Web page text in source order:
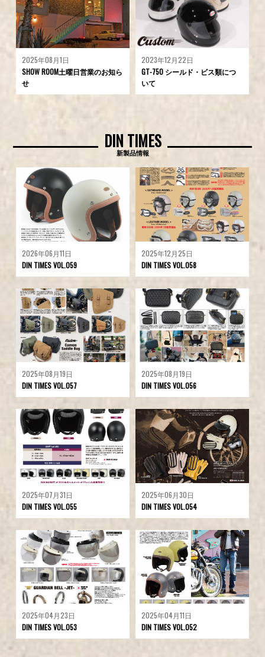
2025年08月1日
SHOW ROOM土曜日営業のお知ら
せ
2023年12月22日
GT-750 シールド・ビス類につ
いて
DIN TIMES
新製品情報
2026年06月11日
DIN TIMES VOL.059
2025年12月25日
DIN TIMES VOL.058
2025年08月19日
DIN TIMES VOL.057
2025年08月19日
DIN TIMES VOL.056
2025年07月31日
DIN TIMES VOL.055
2025年06月30日
DIN TIMES VOL.054
2025年04月23日
DIN TIMES VOL.053
2025年04月11日
DIN TIMES VOL.052